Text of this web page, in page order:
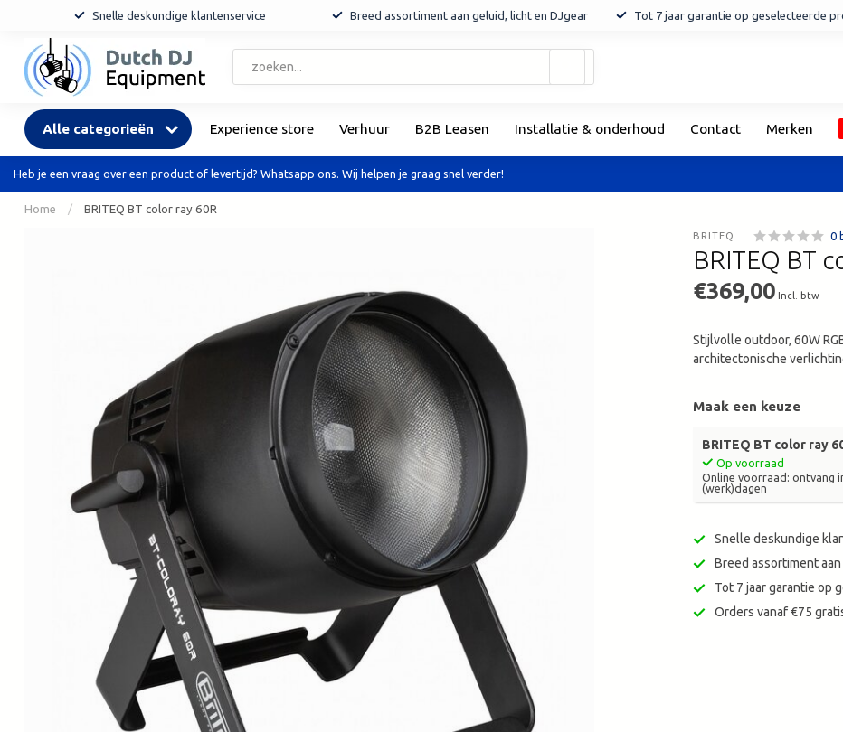
Snelle deskundige klantenservice Breed assortiment aan geluid, licht en DJgear Tot 7 jaar garantie op geselecteerde
en
een
Alle categorieën Experience store Verhuur B2B Leasen Installatie & onderhoud Contact Merken
Heb je een vraag over een product of levertijd? Whatsapp ons. Wij helpen je graag snel verder!
Home / BRITEQ BT color ray 60R
BRITEQ 0
BRITEQ BT
€369,00 Incl. btw
Stijlvolle outdoor, 60W
architectonische
Maak een keuze
BRITEQ BT color ray
Op voorraad
Online voorraad: ontvang
(werk)dagen
Snelle deskundige
Breed assortiment
Tot 7 jaar garantie op
Orders vanaf €75